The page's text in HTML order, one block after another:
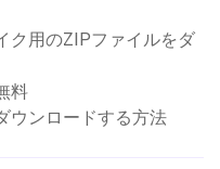
ク用のZIPファイルをダ
料
ウンロードする方法